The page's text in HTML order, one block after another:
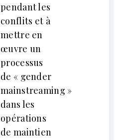
pendant les
conflits et à
mettre en
œuvre un
processus
de « gender
mainstreaming »
dans les
opérations
de maintien